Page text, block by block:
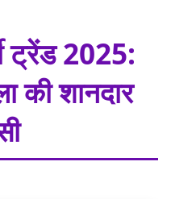
ट्रेंड 2025:
की शानदार